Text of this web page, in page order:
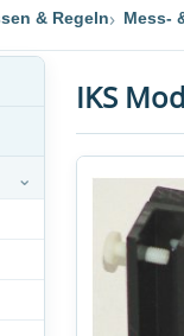
& Regeln Mess-
IKS